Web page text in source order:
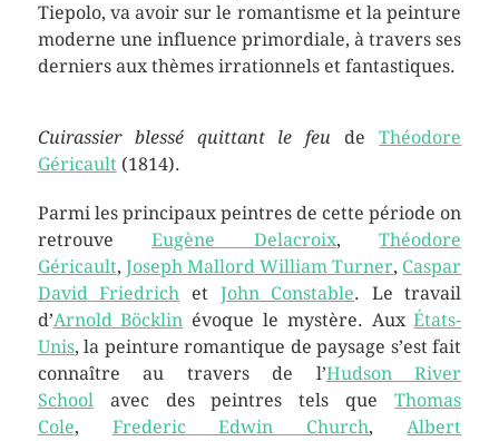
Tiepolo, va avoir sur le romantisme et la peinture
moderne une influence primordiale, à travers ses
derniers aux thèmes irrationnels et fantastiques.
Cuirassier blessé quittant le feu deThéodore
Géricault(1814).
Parmi les principaux peintres de cette période on
retrouveEugène Delacroix,Théodore
Géricault, Joseph Mallord William Turner, Caspar
David Friedrich et John Constable. Le travail
d’Arnold Böcklin évoque le mystère. AuxÉtats-
Unis, la peinture romantique de paysage s’est fait
connaître au travers de l’Hudson River
Schoolavec des peintres tels queThomas
Cole, Frederic Edwin Church,Albert